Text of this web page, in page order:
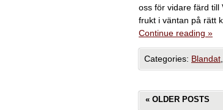
oss för vidare färd till
frukt i väntan på rätt
Continue reading »
Categories: Blandat
« OLDER POSTS